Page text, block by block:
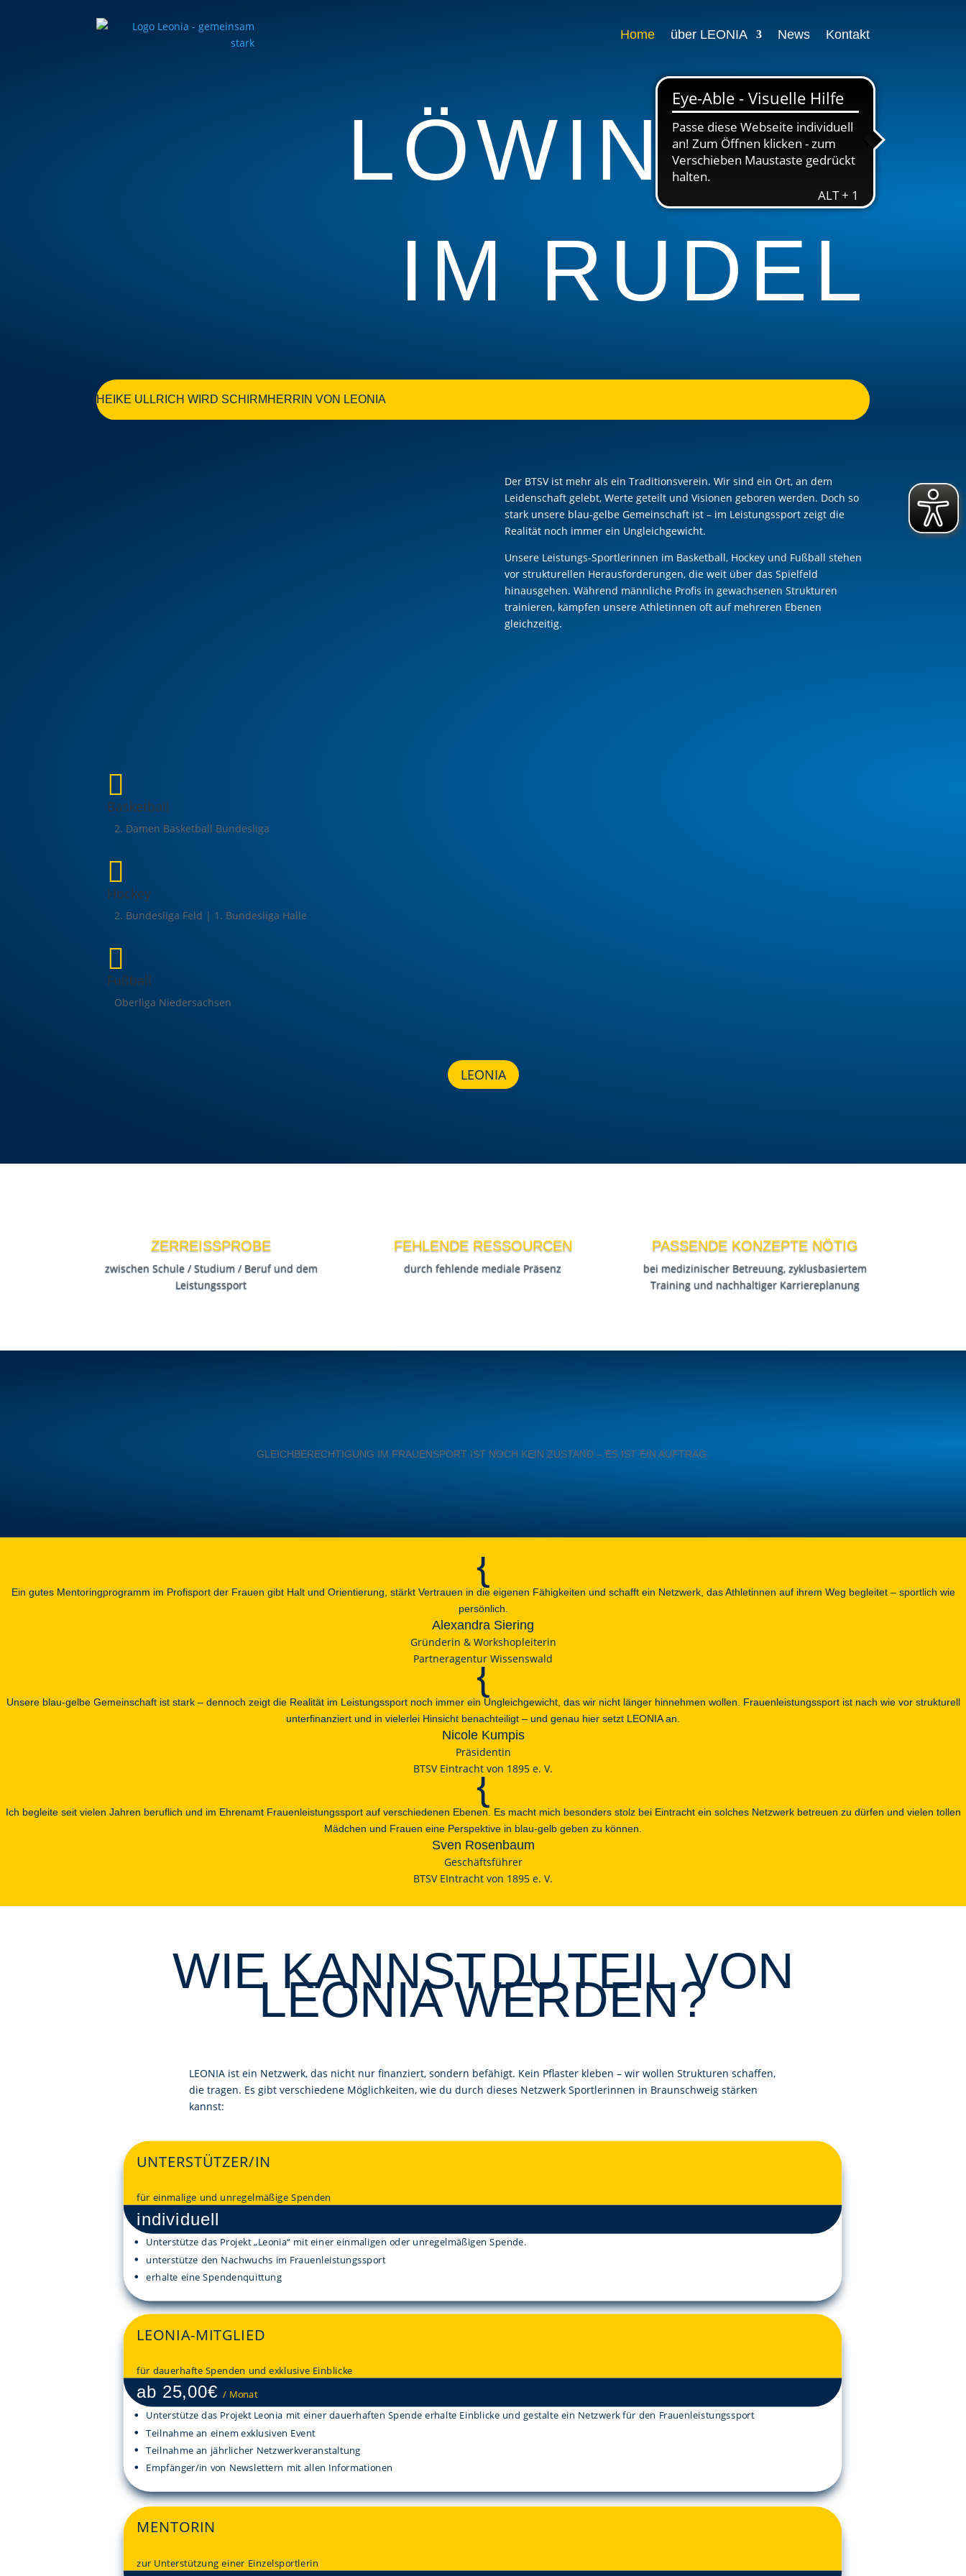
Home über LEONIA News Kontakt
LÖWINNEN
IM RUDEL
HEIKE ULLRICH WIRD SCHIRMHERRIN VON LEONIA

Basketball
2. Damen Basketball Bundesliga

Hockey
2. Bundesliga Feld | 1. Bundesliga Halle

Fußball
Oberliga Niedersachsen
Der BTSV ist mehr als ein Traditionsverein. Wir sind ein Ort, an dem
Leidenschaft gelebt, Werte geteilt und Visionen geboren werden. Doch so
stark unsere blau-gelbe Gemeinschaft ist – im Leistungssport zeigt die
Realität noch immer ein Ungleichgewicht.
Unsere Leistungs-Sportlerinnen im Basketball, Hockey und Fußball stehen
vor strukturellen Herausforderungen, die weit über das Spielfeld
hinausgehen. Während männliche Profis in gewachsenen Strukturen
trainieren, kämpfen unsere Athletinnen oft auf mehreren Ebenen
gleichzeitig.
LEONIA
ZERREISSPROBE
zwischen Schule / Studium / Beruf und dem
Leistungssport
FEHLENDE RESSOURCEN
durch fehlende mediale Präsenz
PASSENDE KONZEPTE NÖTIG
bei medizinischer Betreuung, zyklusbasiertem
Training und nachhaltiger Karriereplanung
GLEICHBERECHTIGUNG IM FRAUENSPORT IST NOCH KEIN ZUSTAND – ES IST EIN AUFTRAG.
{
Ein gutes Mentoringprogramm im Profisport der Frauen gibt Halt und Orientierung, stärkt Vertrauen in die eigenen Fähigkeiten und schafft ein Netzwerk, das Athletinnen auf ihrem Weg begleitet – sportlich wie
persönlich.
Alexandra Siering
Gründerin & Workshopleiterin
Partneragentur Wissenswald
{
Unsere blau-gelbe Gemeinschaft ist stark – dennoch zeigt die Realität im Leistungssport noch immer ein Ungleichgewicht, das wir nicht länger hinnehmen wollen. Frauenleistungssport ist nach wie vor strukturell
unterfinanziert und in vielerlei Hinsicht benachteiligt – und genau hier setzt LEONIA an.
Nicole Kumpis
Präsidentin
BTSV Eintracht von 1895 e. V.
{
Ich begleite seit vielen Jahren beruflich und im Ehrenamt Frauenleistungssport auf verschiedenen Ebenen. Es macht mich besonders stolz bei Eintracht ein solches Netzwerk betreuen zu dürfen und vielen tollen
Mädchen und Frauen eine Perspektive in blau-gelb geben zu können.
Sven Rosenbaum
Geschäftsführer
BTSV EIntracht von 1895 e. V.
WIE KANNSTDUTEIL VON
LEONIA WERDEN?
LEONIA ist ein Netzwerk, das nicht nur finanziert, sondern befähigt. Kein Pflaster kleben – wir wollen Strukturen schaffen,
die tragen. Es gibt verschiedene Möglichkeiten, wie du durch dieses Netzwerk Sportlerinnen in Braunschweig stärken
kannst:
UNTERSTÜTZER/IN
für einmalige und unregelmäßige Spenden
individuell
Unterstütze das Projekt „Leonia“ mit einer einmaligen oder unregelmäßigen Spende.
unterstütze den Nachwuchs im Frauenleistungssport
erhalte eine Spendenquittung
LEONIA-MITGLIED
für dauerhafte Spenden und exklusive Einblicke
ab 25,00€/ Monat
Unterstütze das Projekt Leonia mit einer dauerhaften Spende erhalte Einblicke und gestalte ein Netzwerk für den Frauenleistungssport
Teilnahme an einem exklusiven Event
Teilnahme an jährlicher Netzwerkveranstaltung
Empfänger/in von Newslettern mit allen Informationen
MENTORIN
zur Unterstützung einer Einzelsportlerin